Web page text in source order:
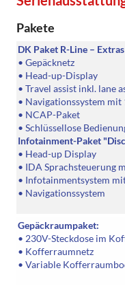
Pakete
DK Paket R-Line –
• Gepäcknetz
• Head-up-Display
• Travel assist inkl. lane
• Navigationssystem
• NCAP-Paket
• Schlüssellose
Infotainment-Paket
• Head-up Display
• IDA Sprachsteuerung
• Infotainmentsystem
• Navigationssystem
Gepäckraumpaket:
• 230V-Steckdose im
• Kofferraumnetz
• Variable